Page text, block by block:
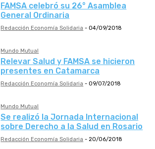
FAMSA celebró su 26° Asamblea
General Ordinaria
Redacción Economía Solidaria - 04/09/2018
Mundo Mutual
Relevar Salud y FAMSA se hicieron
presentes en Catamarca
Redacción Economía Solidaria - 09/07/2018
Mundo Mutual
Se realizó la Jornada Internacional
sobre Derecho a la Salud en Rosario
Redacción Economía Solidaria - 20/06/2018